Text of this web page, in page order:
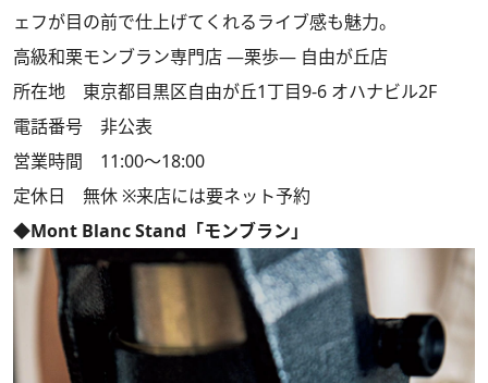
ェフが目の前で仕上げてくれるライブ感も魅力。
高級和栗モンブラン専門店 ―栗歩― 自由が丘店
所在地 東京都目黒区自由が丘1丁目9-6 オハナビル2F
電話番号 非公表
営業時間 11:00〜18:00
定休日 無休 ※来店には要ネット予約
◆Mont Blanc Stand「モンブラン」